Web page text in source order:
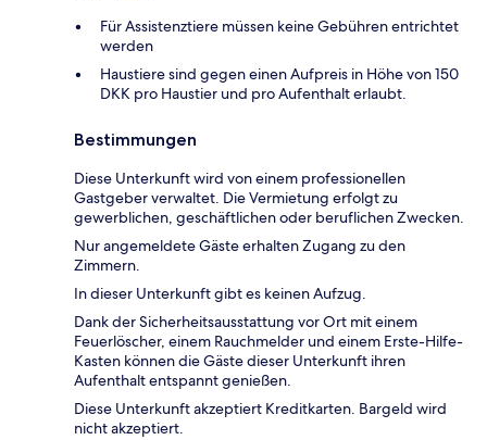
Für Assistenztiere müssen keine Gebühren entrichtet
werden
Haustiere sind gegen einen Aufpreis in Höhe von 150
DKK pro Haustier und pro Aufenthalt erlaubt.
Bestimmungen
Diese Unterkunft wird von einem professionellen
Gastgeber verwaltet. Die Vermietung erfolgt zu
gewerblichen, geschäftlichen oder beruflichen Zwecken.
Nur angemeldete Gäste erhalten Zugang zu den
Zimmern.
In dieser Unterkunft gibt es keinen Aufzug.
Dank der Sicherheitsausstattung vor Ort mit einem
Feuerlöscher, einem Rauchmelder und einem Erste-Hilfe-
Kasten können die Gäste dieser Unterkunft ihren
Aufenthalt entspannt genießen.
Diese Unterkunft akzeptiert Kreditkarten. Bargeld wird
nicht akzeptiert.